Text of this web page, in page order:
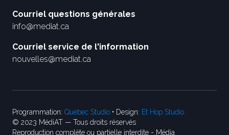
Courriel questions générales
info@mediat.ca
Courriel service de l'information
nouvelles@mediat.ca
Programmation: Québec Studio • Design: Et Hop Studio
© 2023 MédiAT — Tous droits réservés
Reproduction complète ou partielle interdite - Média